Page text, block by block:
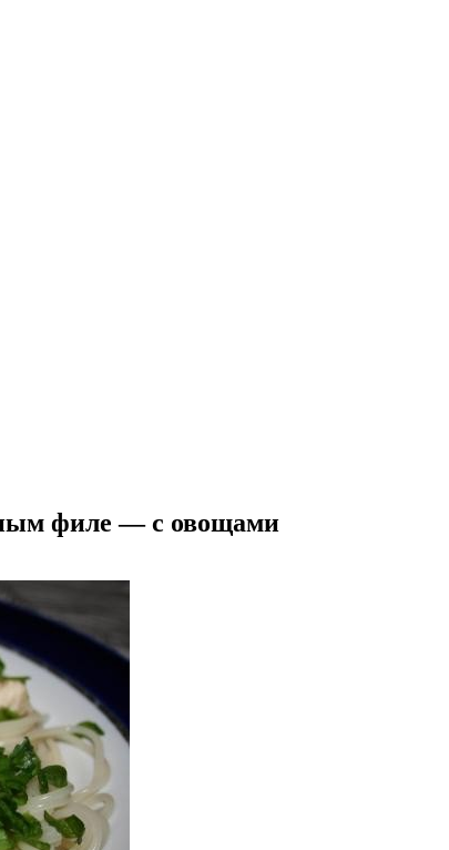
филе — с овощами